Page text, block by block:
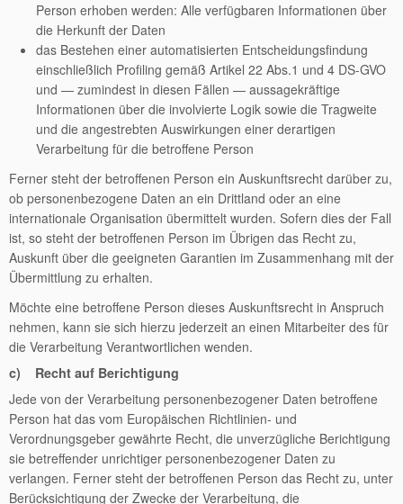
Person erhoben werden: Alle verfügbaren Informationen über
die Herkunft der Daten
das Bestehen einer automatisierten Entscheidungsfindung
einschließlich Profiling gemäß Artikel 22 Abs.1 und 4 DS-GVO
und — zumindest in diesen Fällen — aussagekräftige
Informationen über die involvierte Logik sowie die Tragweite
und die angestrebten Auswirkungen einer derartigen
Verarbeitung für die betroffene Person
Ferner steht der betroffenen Person ein Auskunftsrecht darüber zu,
ob personenbezogene Daten an ein Drittland oder an eine
internationale Organisation übermittelt wurden. Sofern dies der Fall
ist, so steht der betroffenen Person im Übrigen das Recht zu,
Auskunft über die geeigneten Garantien im Zusammenhang mit der
Übermittlung zu erhalten.
Möchte eine betroffene Person dieses Auskunftsrecht in Anspruch
nehmen, kann sie sich hierzu jederzeit an einen Mitarbeiter des für
die Verarbeitung Verantwortlichen wenden.
c) Recht auf Berichtigung
Jede von der Verarbeitung personenbezogener Daten betroffene
Person hat das vom Europäischen Richtlinien- und
Verordnungsgeber gewährte Recht, die unverzügliche Berichtigung
sie betreffender unrichtiger personenbezogener Daten zu
verlangen. Ferner steht der betroffenen Person das Recht zu, unter
Berücksichtigung der Zwecke der Verarbeitung, die